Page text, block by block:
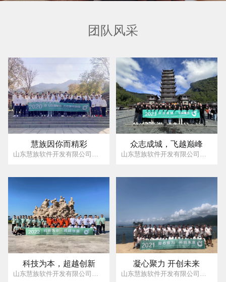
团队风采
慧族因你而精彩 众志成城，飞越巅峰
科技为本，超越创新 凝心聚力 开创未来